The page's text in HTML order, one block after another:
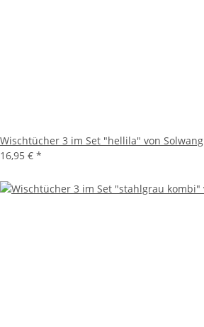
Wischtücher 3 im Set "hellila" von Solwang
16,95 € *